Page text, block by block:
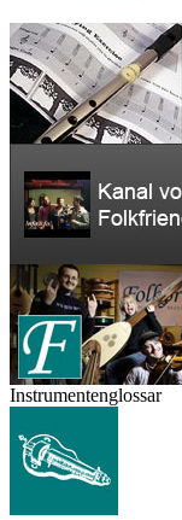
Instrumentenglossar